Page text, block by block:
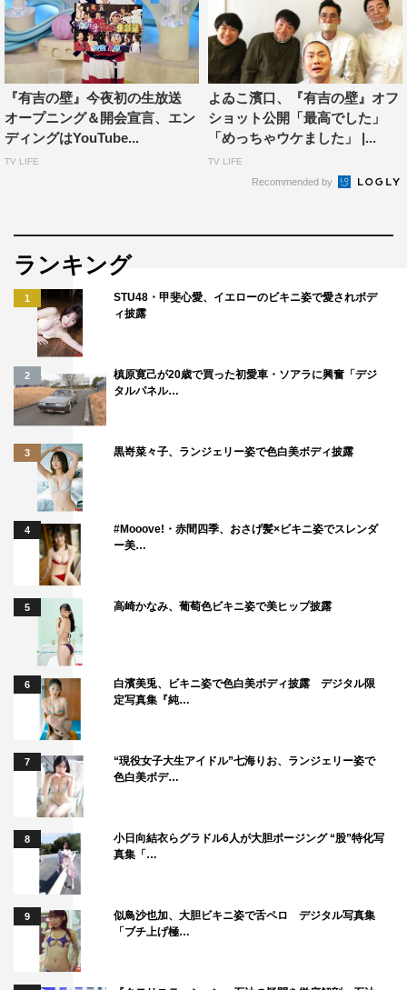
『有吉の壁』今夜初の生放送
オープニング＆開会宣言、エン
ディングはYouTube...
TV LIFE
よゐこ濱口、『有吉の壁』オフ
ショット公開「最高でした」
「めっちゃウケました」 |...
TV LIFE
Recommended by
ランキング
1
STU48・甲斐心愛、イエローのビキニ姿で愛されボデ
ィ披露
2
槙原寛己が20歳で買った初愛車・ソアラに興奮「デジ
タルパネル…
3 黒嵜菜々子、ランジェリー姿で色白美ボディ披露
4
#Mooove!・赤間四季、おさげ髪×ビキニ姿でスレンダ
ー美…
5 高崎かなみ、葡萄色ビキニ姿で美ヒップ披露
6
白濱美兎、ビキニ姿で色白美ボディ披露 デジタル限
定写真集『純…
7
“現役女子大生アイドル”七海りお、ランジェリー姿で
色白美ボデ…
8
小日向結衣らグラドル6人が大胆ポージング “股”特化写
真集「…
9
似鳥沙也加、大胆ビキニ姿で舌ペロ デジタル写真集
「ブチ上げ極…